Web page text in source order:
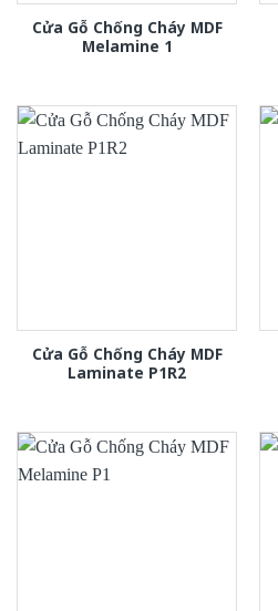
Cửa Gỗ Chống Cháy MDF
Melamine 1
Cửa Gỗ Chống Cháy MDF
Laminate P1R2